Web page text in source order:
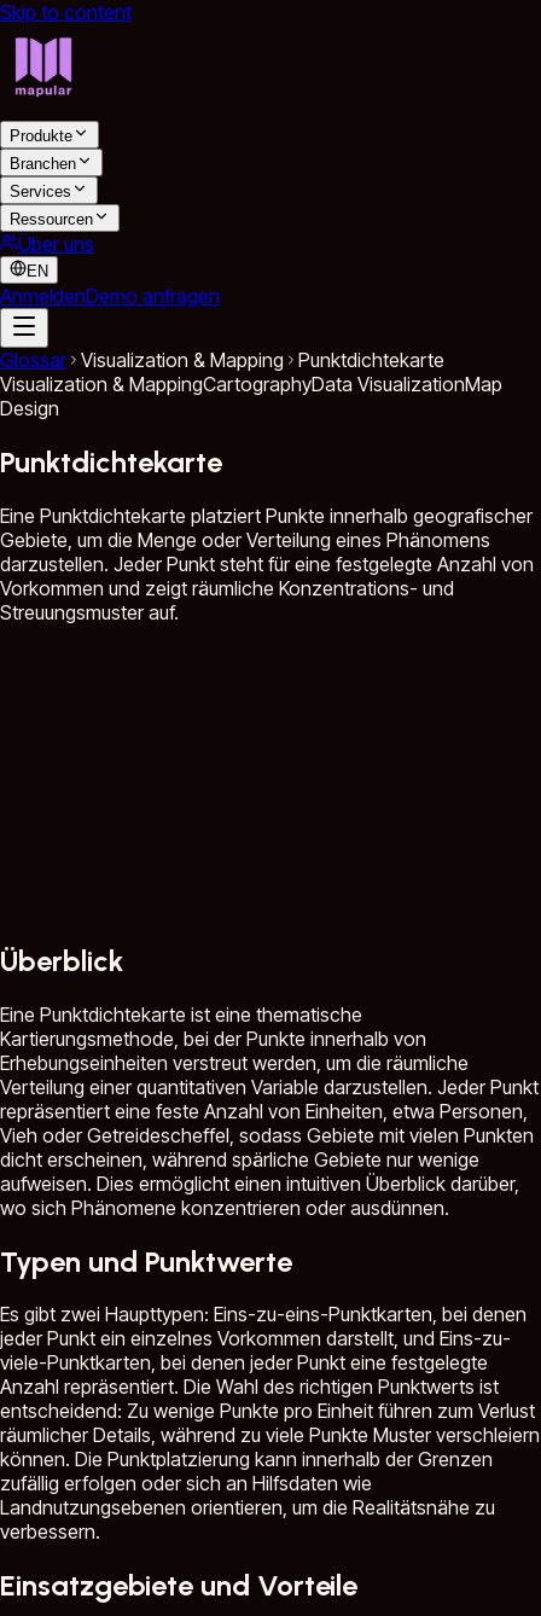
Skip to content
Produkte
Branchen
Services
Ressourcen
Über uns
EN
AnmeldenDemo anfragen
Glossar Visualization & Mapping
Punktdichtekarte
Visualization & MappingCartographyData VisualizationMap
Design
Punktdichtekarte
Eine Punktdichtekarte platziert Punkte innerhalb geografischer
Gebiete, um die Menge oder Verteilung eines Phänomens
darzustellen. Jeder Punkt steht für eine festgelegte Anzahl von
Vorkommen und zeigt räumliche Konzentrations- und
Streuungsmuster auf.
Überblick
Eine Punktdichtekarte ist eine thematische
Kartierungsmethode, bei der Punkte innerhalb von
Erhebungseinheiten verstreut werden, um die räumliche
Verteilung einer quantitativen Variable darzustellen. Jeder Punkt
repräsentiert eine feste Anzahl von Einheiten, etwa Personen,
Vieh oder Getreidescheffel, sodass Gebiete mit vielen Punkten
dicht erscheinen, während spärliche Gebiete nur wenige
aufweisen. Dies ermöglicht einen intuitiven Überblick darüber,
wo sich Phänomene konzentrieren oder ausdünnen.
Typen und Punktwerte
Es gibt zwei Haupttypen: Eins-zu-eins-Punktkarten, bei denen
jeder Punkt ein einzelnes Vorkommen darstellt, und Eins-zu-
viele-Punktkarten, bei denen jeder Punkt eine festgelegte
Anzahl repräsentiert. Die Wahl des richtigen Punktwerts ist
entscheidend: Zu wenige Punkte pro Einheit führen zum Verlust
räumlicher Details, während zu viele Punkte Muster verschleiern
können. Die Punktplatzierung kann innerhalb der Grenzen
zufällig erfolgen oder sich an Hilfsdaten wie
Landnutzungsebenen orientieren, um die Realitätsnähe zu
verbessern.
Einsatzgebiete und Vorteile